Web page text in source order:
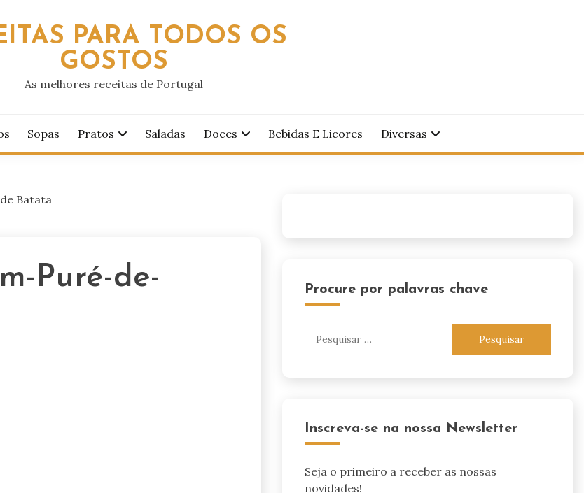
PARA TODOS OS
GOSTOS
As melhores receitas de Portugal
Sopas Pratos Saladas Doces Bebidas E Licores Diversas
Batata
Puré-de-
Procure por palavras chave
Inscreva-se na nossa Newsletter
Seja o primeiro a receber as nossas
novidades!